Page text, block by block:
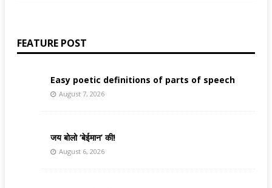
FEATURE POST
Easy poetic definitions of parts of speech
August 7, 2026
जय बोलो ‘बेईमान’ की!
August 6, 2026